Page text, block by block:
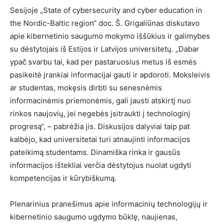
Sesijoje „State of cybersecurity and cyber education in
the Nordic-Baltic region“ doc. Š. Grigaliūnas diskutavo
apie kibernetinio saugumo mokymo iššūkius ir galimybes
su dėstytojais iš Estijos ir Latvijos universitetų. „Dabar
ypač svarbu tai, kad per pastaruosius metus iš esmės
pasikeitė įrankiai informacijai gauti ir apdoroti. Moksleivis
ar studentas, mokęsis dirbti su senesnėmis
informacinėmis priemonėmis, gali jausti atskirtį nuo
rinkos naujovių, jei negebės įsitraukti į technologinį
progresą“, – pabrėžia jis. Diskusijos dalyviai taip pat
kalbėjo, kad universitetai turi atnaujinti informacijos
pateikimą studentams. Dinamiška rinka ir gausūs
informacijos ištekliai verčia dėstytojus nuolat ugdyti
kompetencijas ir kūrybiškumą.
Plenarinius pranešimus apie informacinių technologijų ir
kibernetinio saugumo ugdymo būklę, naujienas,